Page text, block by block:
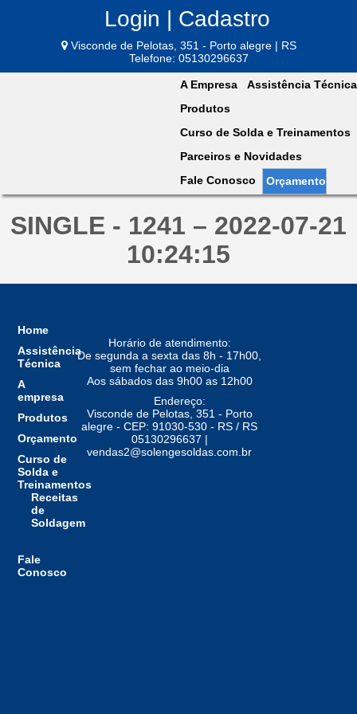
Login | Cadastro
Visconde de Pelotas, 351 - Porto alegre | RS
Telefone: 05130296637
A Empresa
Assistência Técnica
Produtos
Curso de Solda e Treinamentos
Parceiros e Novidades
Fale Conosco
Orçamento
SINGLE - 1241 – 2022-07-21
10:24:15
Home
Assistência
Técnica
A
empresa
Produtos
Orçamento
Curso de
Solda e
Treinamentos
Receitas
de
Soldagem
Fale
Conosco
Horário de atendimento:
De segunda a sexta das 8h - 17h00,
sem fechar ao meio-dia
Aos sábados das 9h00 as 12h00
Endereço:
Visconde de Pelotas, 351 - Porto
alegre - CEP: 91030-530 - RS / RS
05130296637 |
vendas2@solengesoldas.com.br